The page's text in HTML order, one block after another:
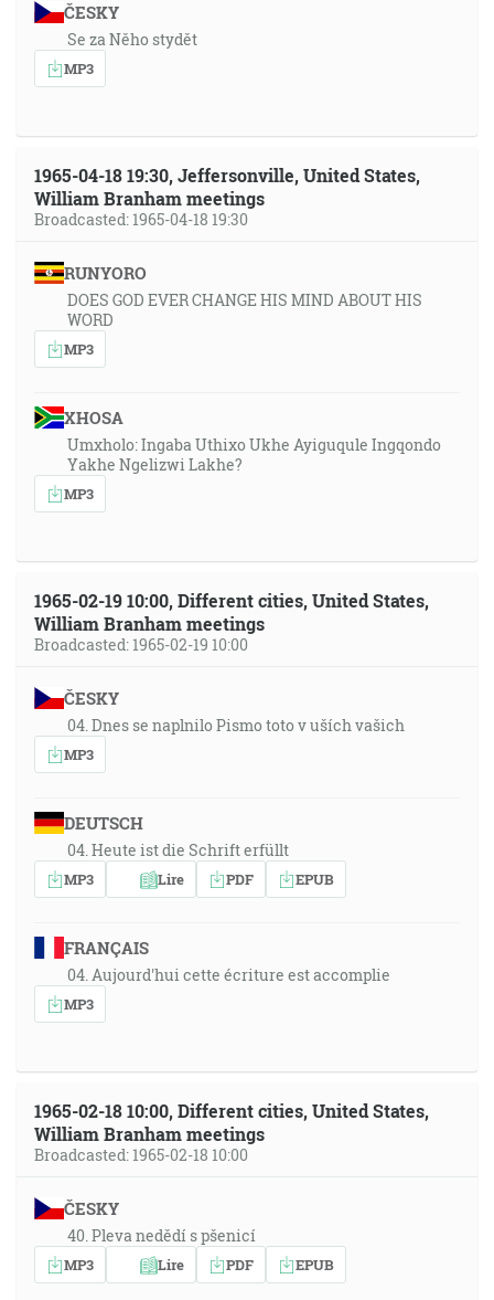
ČESKY
Se za Něho stydět
MP3
1965-04-18 19:30, Jeffersonville, United States,
William Branham meetings
Broadcasted: 1965-04-18 19:30
RUNYORO
DOES GOD EVER CHANGE HIS MIND ABOUT HIS
WORD
MP3
XHOSA
Umxholo: Ingaba Uthixo Ukhe Ayiguqule Ingqondo
Yakhe Ngelizwi Lakhe?
MP3
1965-02-19 10:00, Different cities, United States,
William Branham meetings
Broadcasted: 1965-02-19 10:00
ČESKY
04. Dnes se naplnilo Pismo toto v uších vašich
MP3
DEUTSCH
04. Heute ist die Schrift erfüllt
MP3 Lire PDF EPUB
FRANÇAIS
04. Aujourd'hui cette écriture est accomplie
MP3
1965-02-18 10:00, Different cities, United States,
William Branham meetings
Broadcasted: 1965-02-18 10:00
ČESKY
40. Pleva nedědí s pšenicí
MP3 Lire PDF EPUB